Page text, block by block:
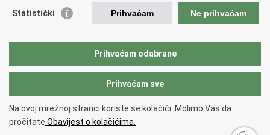
Savjet za nacionalne manjine
Okvirna konvencija za zaštitu nacionalnih manjina
Ured zastupnika RH pred Eur.sudom za ljudska prava
Copyright © 2026 Ured za ljudska prava i prava nacionalnih manjina.
Uvjeti korištenja.
Statistički Prihvaćam Ne prihvaćam
Prihvaćam odabrane
Prihvaćam sve
Na ovoj mrežnoj stranci koriste se kolačići. Molimo Vas da
pročitate Obavijest o kolačićima.